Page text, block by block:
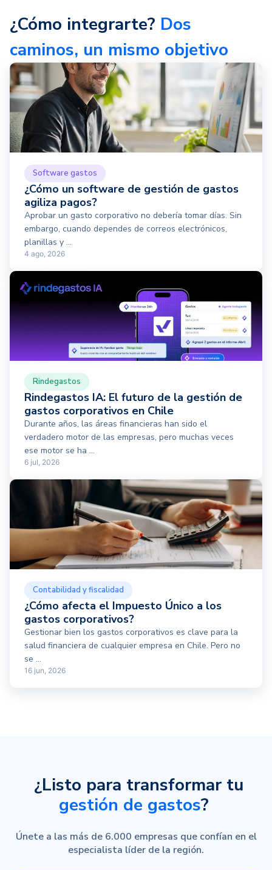
¿Cómo integrarte? Dos
caminos, un mismo objetivo
Software gastos
¿Cómo un software de gestión de gastos
agiliza pagos?
Aprobar un gasto corporativo no debería tomar días. Sin
embargo, cuando dependes de correos electrónicos,
planillas y ...
4 ago, 2026
Rindegastos
Rindegastos IA: El futuro de la gestión de
gastos corporativos en Chile
Durante años, las áreas financieras han sido el
verdadero motor de las empresas, pero muchas veces
ese motor se ha ...
6 jul, 2026
Contabilidad y fiscalidad
¿Cómo afecta el Impuesto Único a los
gastos corporativos?
Gestionar bien los gastos corporativos es clave para la
salud financiera de cualquier empresa en Chile. Pero no
se ...
16 jun, 2026
¿Listo para transformar tu
gestión de gastos?
Únete a las más de 6.000 empresas que confían en el
especialista líder de la región.